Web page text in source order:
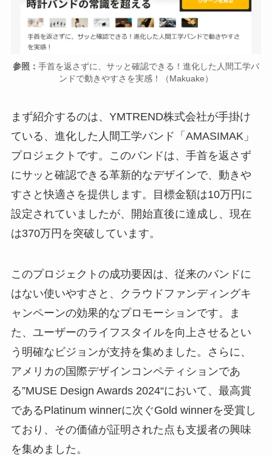
参照： 手首を返さずに、サッと確認できる！進化した人間工学バ
ンドで動きやすさを実感！（Makuake）
まず紹介するのは、YMTREND株式会社が手掛け
ている、進化した人間工学バンド「AMASIMAK」
プロジェクトです。このバンドは、手首を返さず
にサッと確認できる革新的なデザインで、動きや
すさと快適さを提供します。目標金額は10万円に
設定されていましたが、開始直後に達成し、現在
は370万円を突破しています。
このプロジェクトの成功要因は、従来のバンドに
はない使いやすさと、クラウドファンディングキ
ャンペーンの効果的なプロモーションです。ま
た、ユーザーのライフスタイルを向上させるとい
う明確なビジョンが支持を集めました。さらに、
アメリカの国際デザインコンペティションであ
る”MUSE Design Awards 2024“において、最高賞
であるPlatinum winnerに次ぐGold winnerを受賞し
ており、その価値が証明された点も支援者の興味
を集めました。